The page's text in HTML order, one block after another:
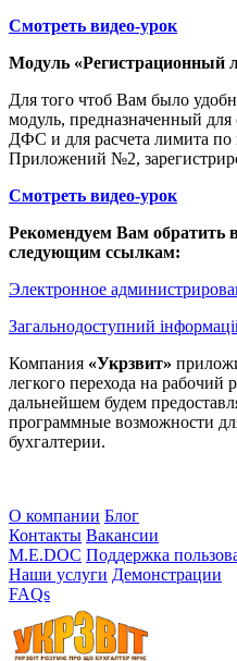
Смотреть видео-урок
Модуль «Регистрационный
Для того чтоб Вам было
модуль, предназначенный
ДФС и для расчета лимита
Приложений №2,
Смотреть видео-урок
Рекомендуем Вам
следующим ссылкам:
Электронное
Загальнодоступний
Компания «Укрзвит»
легкого перехода на
дальнейшем будем
программные возможности
бухгалтерии.
О компании Блог
Контакты Вакансии
M.E.DOC Поддержка
Наши услуги Демонстрации
FAQs